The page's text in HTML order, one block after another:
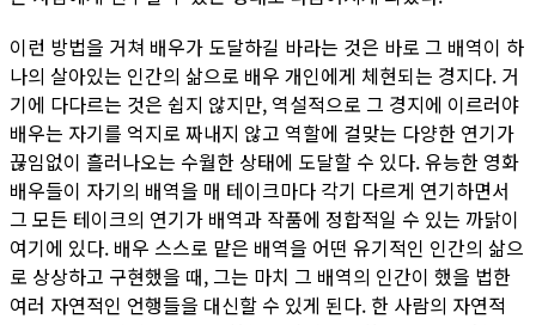
이런 방법을 거쳐 배우가 도달하길 바라는 것은 바로 그 배역이 하
나의 살아있는 인간의 삶으로 배우 개인에게 체현되는 경지다. 거
기에 다다르는 것은 쉽지 않지만, 역설적으로 그 경지에 이르러야
배우는 자기를 억지로 짜내지 않고 역할에 걸맞는 다양한 연기가
끊임없이 흘러나오는 수월한 상태에 도달할 수 있다. 유능한 영화
배우들이 자기의 배역을 매 테이크마다 각기 다르게 연기하면서
그 모든 테이크의 연기가 배역과 작품에 정합적일 수 있는 까닭이
여기에 있다. 배우 스스로 맡은 배역을 어떤 유기적인 인간의 삶으
로 상상하고 구현했을 때, 그는 마치 그 배역의 인간이 했을 법한
여러 자연적인 언행들을 대신할 수 있게 된다. 한 사람의 자연적